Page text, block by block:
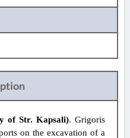
of Str. Kapsali). Grigoris
on the excavation of a